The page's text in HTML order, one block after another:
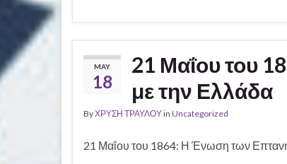
MAY
18
21 Μαΐου του
με την Ελλάδα
ByΧΡΥΣΗ ΤΡΑΥΛΟΥin Uncategorized
21 Μαΐου του 1864: Η Ένωση των